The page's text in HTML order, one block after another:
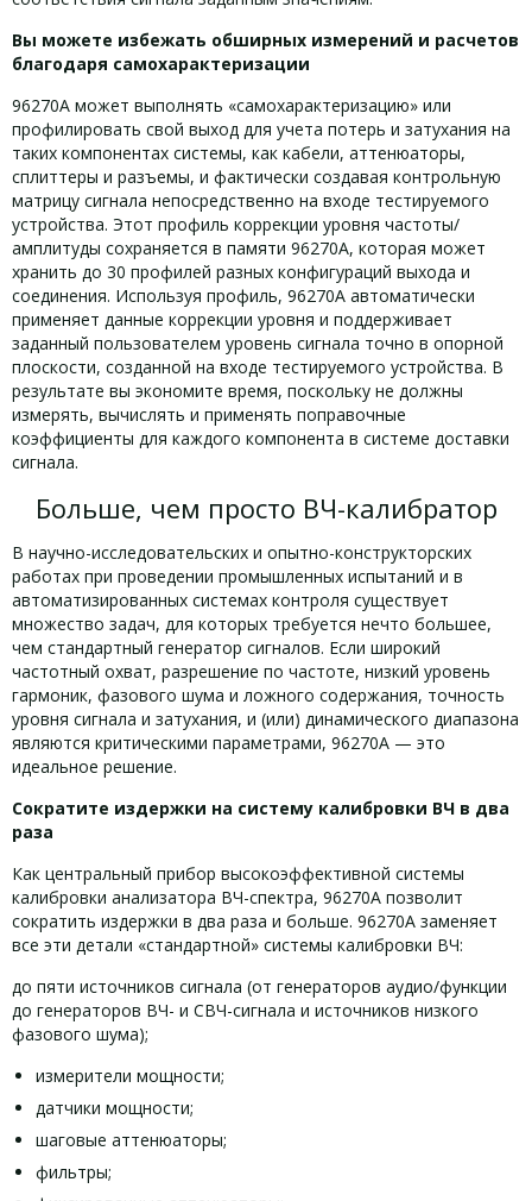
Вы можете избежать обширных измерений и расчетов
благодаря самохарактеризации
96270A может выполнять «самохарактеризацию» или
профилировать свой выход для учета потерь и затухания на
таких компонентах системы, как кабели, аттенюаторы,
сплиттеры и разъемы, и фактически создавая контрольную
матрицу сигнала непосредственно на входе тестируемого
устройства. Этот профиль коррекции уровня частоты/
амплитуды сохраняется в памяти 96270A, которая может
хранить до 30 профилей разных конфигураций выхода и
соединения. Используя профиль, 96270A автоматически
применяет данные коррекции уровня и поддерживает
заданный пользователем уровень сигнала точно в опорной
плоскости, созданной на входе тестируемого устройства. В
результате вы экономите время, поскольку не должны
измерять, вычислять и применять поправочные
коэффициенты для каждого компонента в системе доставки
сигнала.
Больше, чем просто ВЧ-калибратор
В научно-исследовательских и опытно-конструкторских
работах при проведении промышленных испытаний и в
автоматизированных системах контроля существует
множество задач, для которых требуется нечто большее,
чем стандартный генератор сигналов. Если широкий
частотный охват, разрешение по частоте, низкий уровень
гармоник, фазового шума и ложного содержания, точность
уровня сигнала и затухания, и (или) динамического диапазона
являются критическими параметрами, 96270A — это
идеальное решение.
Сократите издержки на систему калибровки ВЧ в два
раза
Как центральный прибор высокоэффективной системы
калибровки анализатора ВЧ-спектра, 96270A позволит
сократить издержки в два раза и больше. 96270A заменяет
все эти детали «стандартной» системы калибровки ВЧ:
до пяти источников сигнала (от генераторов аудио/функции
до генераторов ВЧ- и СВЧ-сигнала и источников низкого
фазового шума);
измерители мощности;
датчики мощности;
шаговые аттенюаторы;
фильтры;